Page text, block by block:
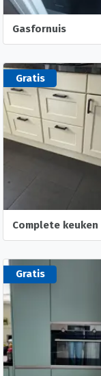
Gasfornuis
Gratis
Complete keuken
Gratis